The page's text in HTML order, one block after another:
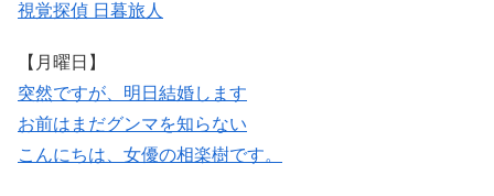
視覚探偵 日暮旅人
【月曜日】
突然ですが、明日結婚します
お前はまだグンマを知らない
こんにちは、女優の相楽樹です。